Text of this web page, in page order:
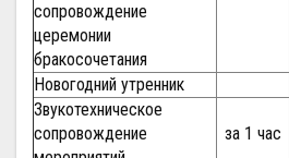
сопровождение
церемонии
бракосочетания
Новогодний утренник
Звукотехническое
сопровождение
за 1 час